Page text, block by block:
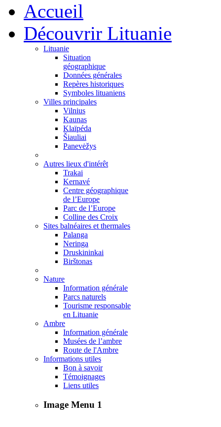
Accueil
Découvrir Lituanie
Lituanie
Situation
géographique
Données générales
Repères historiques
Symboles lituaniens
Villes principales
Vilnius
Kaunas
Klaïpéda
Šiauliai
Panevėžys
Autres lieux d'intérêt
Trakai
Kernavé
Centre géographique
de l’Europe
Parc de l’Europe
Colline des Croix
Sites balnéaires et thermales
Palanga
Neringa
Druskininkai
Birštonas
Nature
Information générale
Parcs naturels
Tourisme responsable
en Lituanie
Ambre
Information générale
Musées de l’ambre
Route de l'Ambre
Informations utiles
Bon à savoir
Témoignages
Liens utiles
Image Menu 1